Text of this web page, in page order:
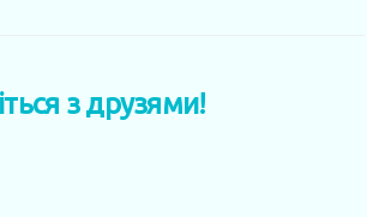
з друзями!